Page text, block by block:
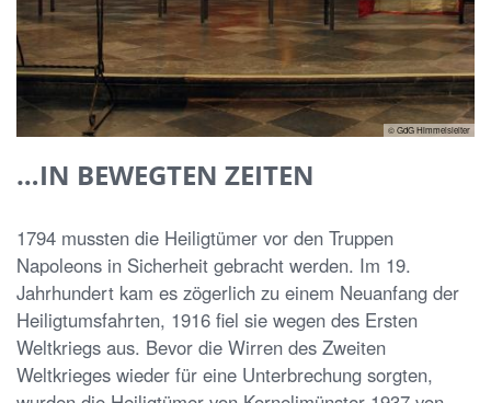
© GdG Himmelsleiter
…IN BEWEGTEN ZEITEN
1794 mussten die Heiligtümer vor den Truppen
Napoleons in Sicherheit gebracht werden. Im 19.
Jahrhundert kam es zögerlich zu einem Neuanfang der
Heiligtumsfahrten, 1916 ﬁel sie wegen des Ersten
Weltkriegs aus. Bevor die Wirren des Zweiten
Weltkrieges wieder für eine Unterbrechung sorgten,